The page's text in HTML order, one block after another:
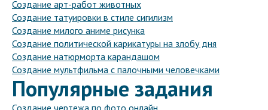
Создание арт-работ животных
Создание татуировки в стиле сигилизм
Создание милого аниме рисунка
Создание политической карикатуры на злобу дня
Создание натюрморта карандашом
Создание мультфильма с палочными человечками
Популярные задания